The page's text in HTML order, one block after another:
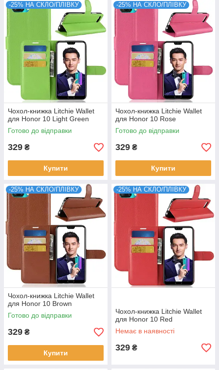
-25% НА СКЛО/ПЛІВКУ
Чохол-книжка Litchie Wallet
для Honor 10 Light Green
Готово до відправки
329 ₴
Купити
-25% НА СКЛО/ПЛІВКУ
Чохол-книжка Litchie Wallet
для Honor 10 Rose
Готово до відправки
329 ₴
Купити
-25% НА СКЛО/ПЛІВКУ
Чохол-книжка Litchie Wallet
для Honor 10 Brown
Готово до відправки
329 ₴
Купити
-25% НА СКЛО/ПЛІВКУ
Чохол-книжка Litchie Wallet
для Honor 10 Red
Немає в наявності
329 ₴